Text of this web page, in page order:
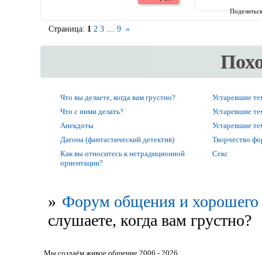
Страница: 1 2 3 9 »
Что вы делаете, когда вам грустно?
Устаревшие
Что с ними делать?
Устаревшие
Анекдоты
Устаревшие
Дагона (фантастический детектив)
Творчество
Как вы относитесь к нетрадиционной
ориентации?
Секс
» Форум общения и хорошего
слушаете, когда вам грустно?
Мы создаём живое общение 2006 - 2026